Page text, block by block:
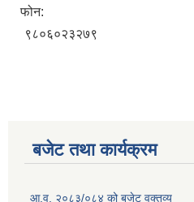
फोन:
९८०६०२३२७९
बजेट तथा कार्यक्रम
आ.व. २०८३/०८४ को बजेट वक्तव्य